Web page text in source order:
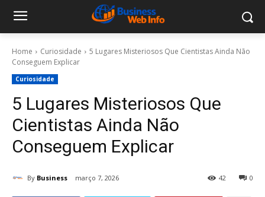
Home Curiosidade
5 Lugares Misteriosos Que Cientistas Ainda Não
Conseguem Explicar
Curiosidade
5 Lugares Misteriosos Que
Cientistas Ainda Não
Conseguem Explicar
By Business março 7, 2026 0
42